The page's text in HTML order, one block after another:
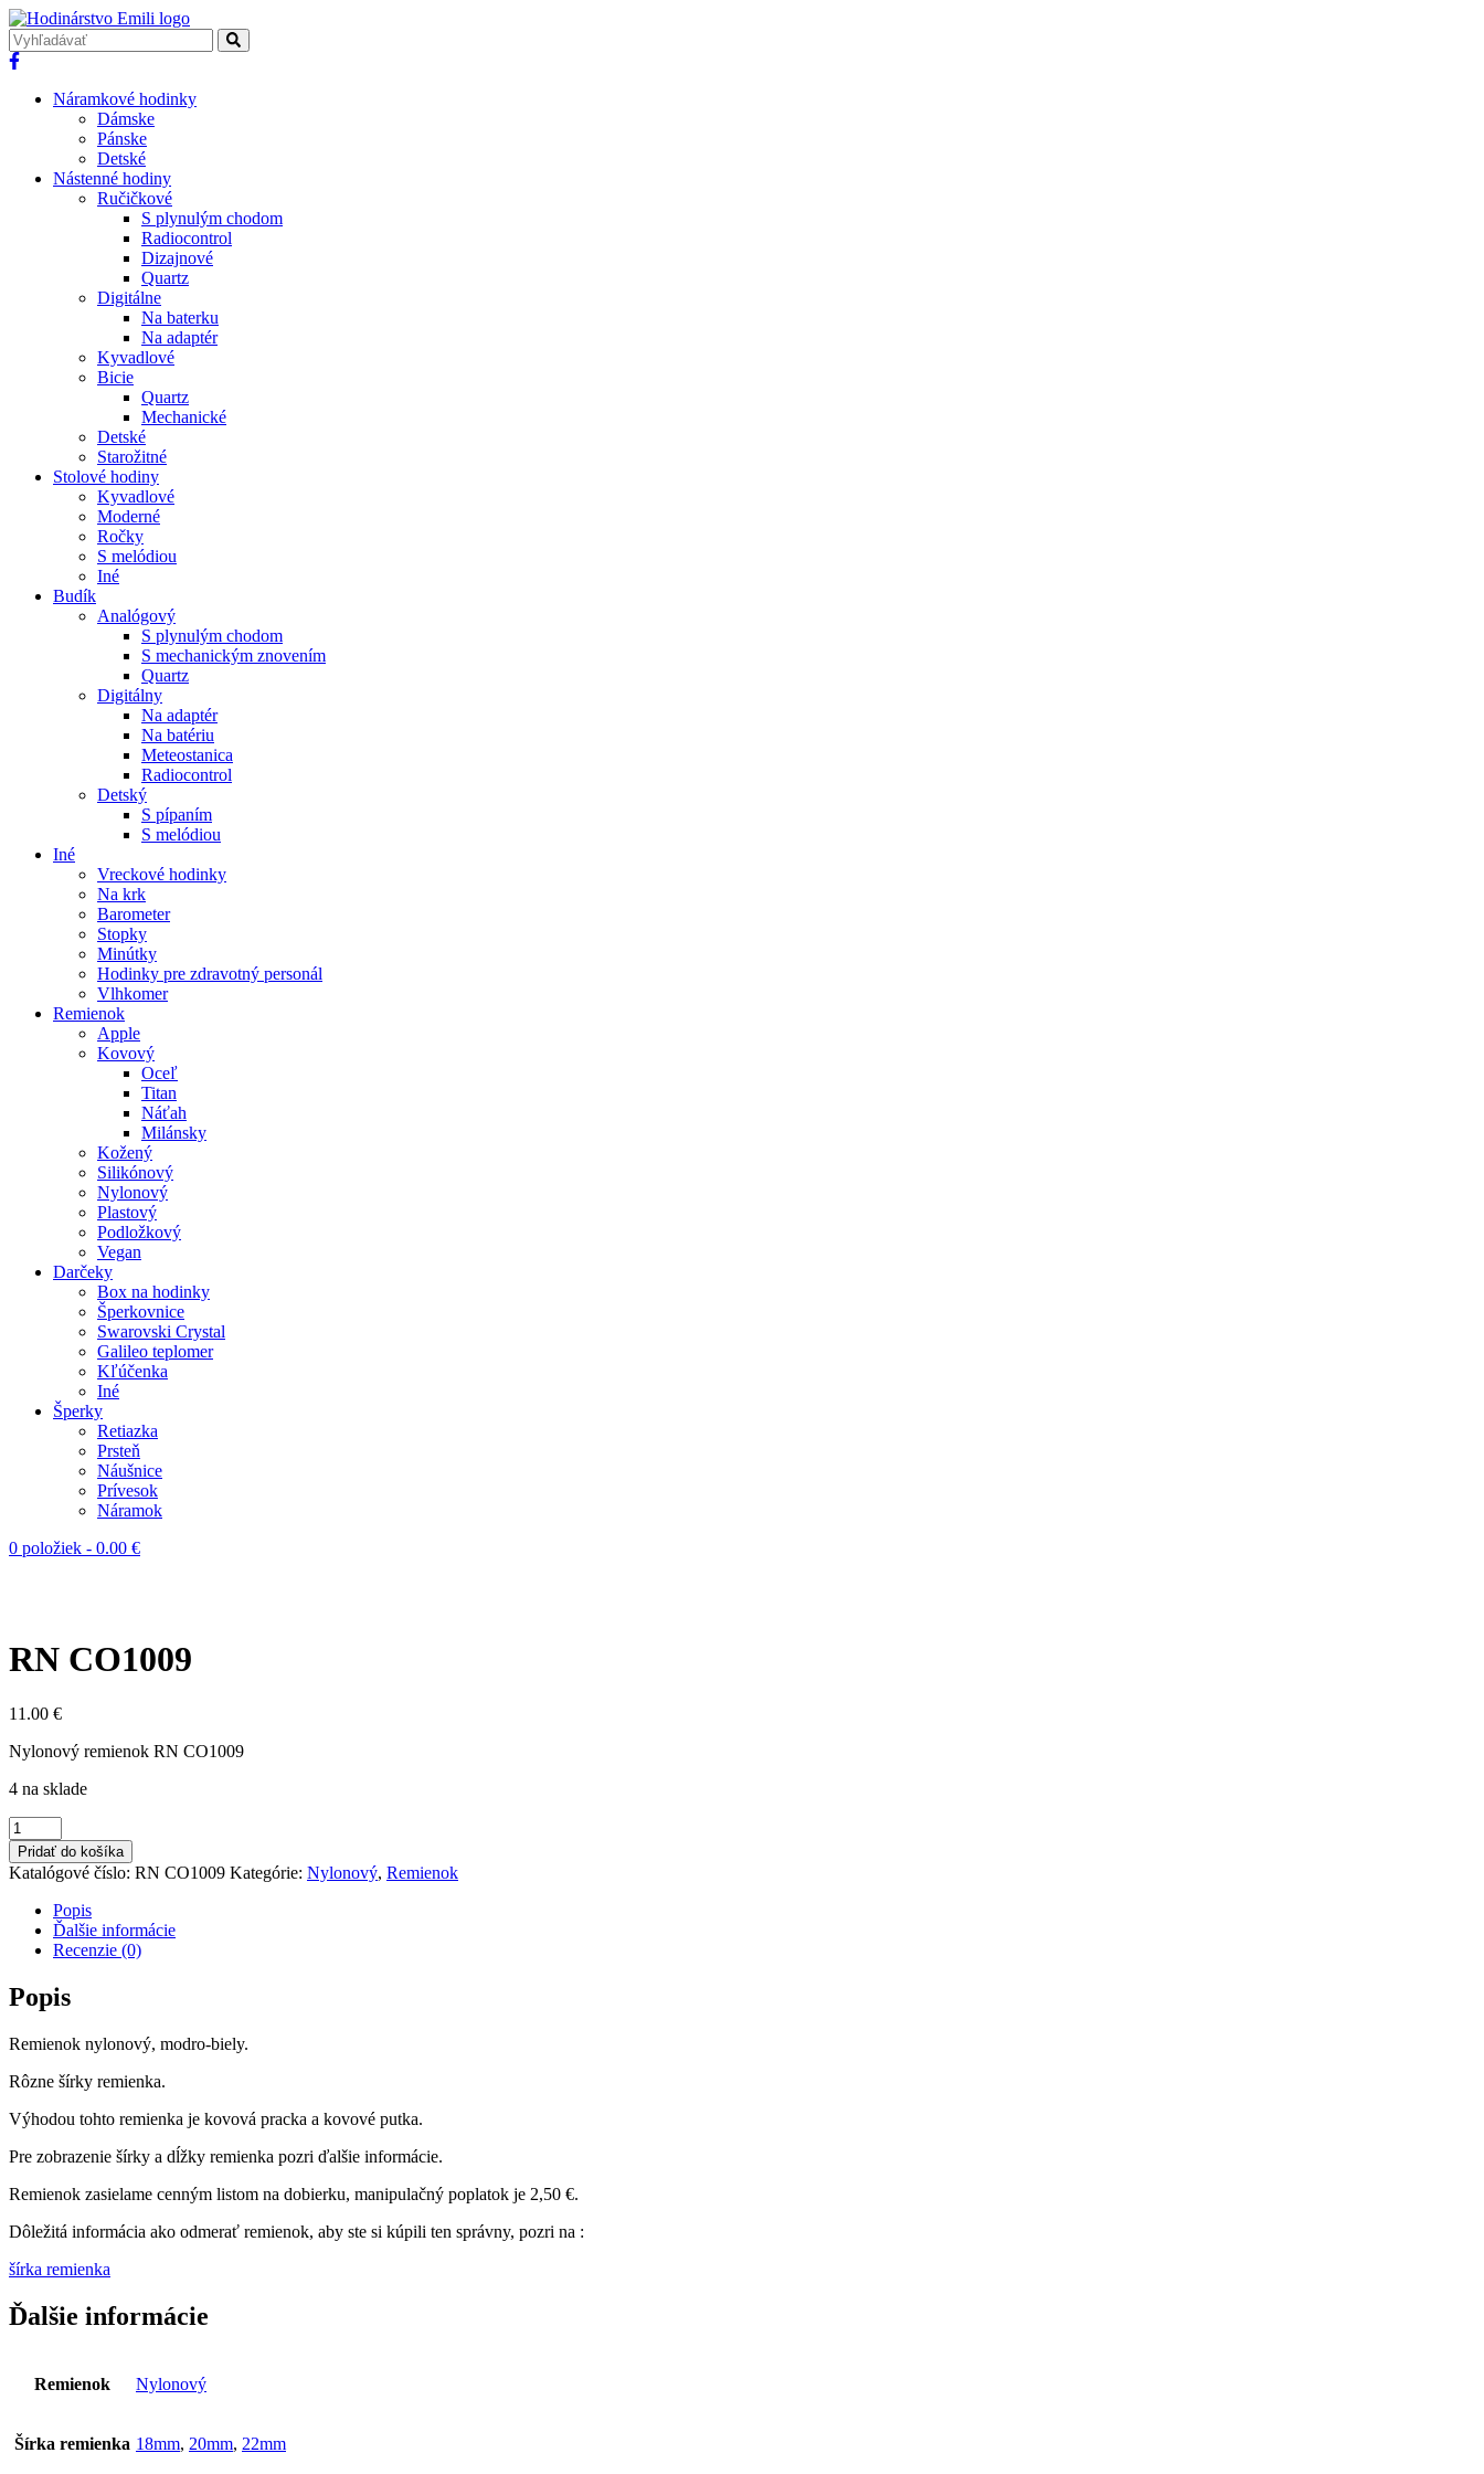
Náramkové hodinky
Dámske
Pánske
Detské
Nástenné hodiny
Ručičkové
S plynulým chodom
Radiocontrol
Dizajnové
Quartz
Digitálne
Na baterku
Na adaptér
Kyvadlové
Bicie
Quartz
Mechanické
Detské
Starožitné
Stolové hodiny
Kyvadlové
Moderné
Ročky
S melódiou
Iné
Budík
Analógový
S plynulým chodom
S mechanickým znovením
Quartz
Digitálny
Na adaptér
Na batériu
Meteostanica
Radiocontrol
Detský
S pípaním
S melódiou
Iné
Vreckové hodinky
Na krk
Barometer
Stopky
Minútky
Hodinky pre zdravotný personál
Vlhkomer
Remienok
Apple
Kovový
Oceľ
Titan
Náťah
Milánsky
Kožený
Silikónový
Nylonový
Plastový
Podložkový
Vegan
Darčeky
Box na hodinky
Šperkovnice
Swarovski Crystal
Galileo teplomer
Kľúčenka
Iné
Šperky
Retiazka
Prsteň
Náušnice
Prívesok
Náramok
0 položiek - 0.00 €
RN CO1009
11.00 €
Nylonový remienok RN CO1009
4 na sklade
množstvo
RN
CO1009
Pridať do košíka
Katalógové číslo: RN CO1009 Kategórie: Nylonový, Remienok
Popis
Ďalšie informácie
Recenzie (0)
Popis
Remienok nylonový, modro-biely.
Rôzne šírky remienka.
Výhodou tohto remienka je kovová pracka a kovové putka.
Pre zobrazenie šírky a dĺžky remienka pozri ďalšie informácie.
Remienok zasielame cenným listom na dobierku, manipulačný poplatok je 2,50 €.
Dôležitá informácia ako odmerať remienok, aby ste si kúpili ten správny, pozri na :
šírka remienka
Ďalšie informácie
Remienok Nylonový
Šírka remienka 18mm, 20mm, 22mm